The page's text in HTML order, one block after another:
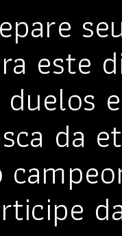
este
duelos
da